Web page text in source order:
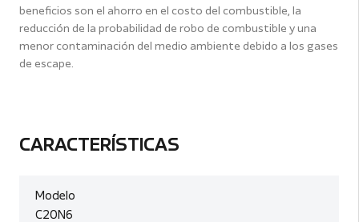
beneficios son el ahorro en el costo del combustible, la
reducción de la probabilidad de robo de combustible y una
menor contaminación del medio ambiente debido a los gases
de escape.
CARACTERÍSTICAS
Modelo
C20N6